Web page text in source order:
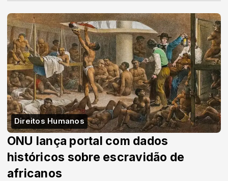
Direitos Humanos
ONU lança portal com dados
históricos sobre escravidão de
africanos